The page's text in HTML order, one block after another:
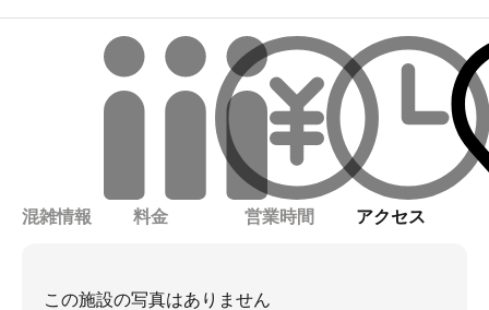
混雑情報 料金 営業時間 アクセス
この施設の写真はありません